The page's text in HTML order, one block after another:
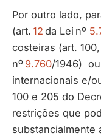
Por outro lado,
(art. 12 da Lei nº
costeiras (art.
nº 9.760/1946)
internacionais e/
100 e 205 do
restrições que
substancialmente